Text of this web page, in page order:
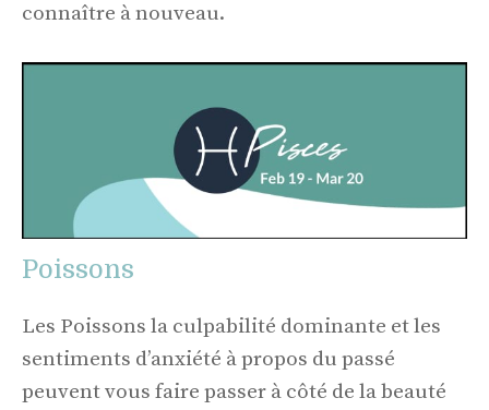
connaître à nouveau.
Poissons
Les Poissons la culpabilité dominante et les
sentiments d’anxiété à propos du passé
peuvent vous faire passer à côté de la beauté